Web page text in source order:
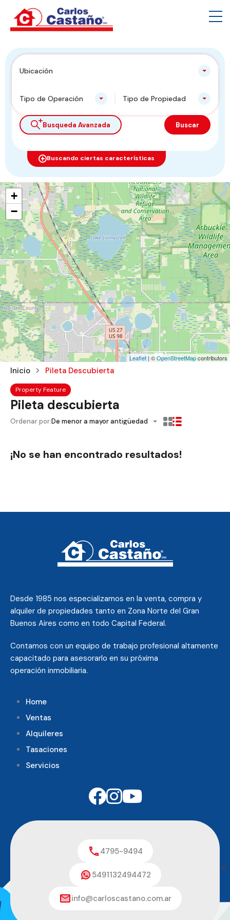
Ubicación
Tipo de Operación Tipo de Propiedad
Buscando ciertas características
Busqueda Avanzada Buscar
+
−
Leaflet | ©OpenStreetMapcontributors
Inicio Pileta Descubierta
Property Feature
Pileta descubierta
Ordenar por:De menor a mayor antigüedad
¡No se han encontrado resultados!
Desde 1985 nos especializamos en la venta, compra y
alquiler de propiedades tanto en Zona Norte del Gran
Buenos Aires como en todo Capital Federal.
Contamos con un equipo de trabajo profesional altamente
capacitado para asesorarlo en su próxima
operación inmobiliaria.
Home
Ventas
Alquileres
Tasaciones
Servicios
4795-9494
5491132494472
info@carloscastano.com.ar